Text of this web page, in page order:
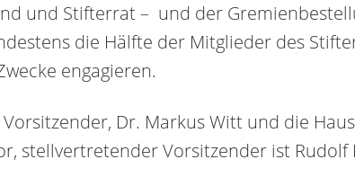
und Stifterrat – und der
die Hälfte der Mitglieder des
engagieren.
Dr. Markus Witt und die
stellvertretender Vorsitzender ist Rudolf